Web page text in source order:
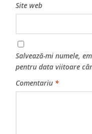
Site web
Salvează-mi numele,
pentru data viitoare
Comentariu *